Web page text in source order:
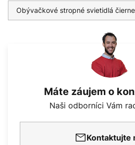
Obývačkové stropné svietidlá čierne
Máte záujem o
Naši odborníci Vám
Kontaktujte